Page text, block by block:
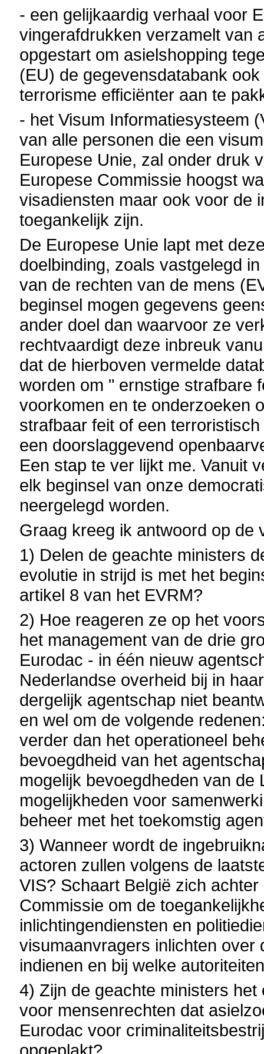
- een gelijkaardig verhaal voor
vingerafdrukken verzamelt van
opgestart om asielshopping
(EU) de gegevensdatabank
terrorisme efficiënter aan te
- het Visum Informatiesysteem
van alle personen die een
Europese Unie, zal onder druk
Europese Commissie hoogst
visadiensten maar ook voor de
toegankelijk zijn.
De Europese Unie lapt met
doelbinding, zoals vastgelegd
van de rechten van de mens
beginsel mogen gegevens
ander doel dan waarvoor ze
rechtvaardigt deze inbreuk
dat de hierboven vermelde
worden om " ernstige strafbare
voorkomen en te onderzoeken
strafbaar feit of een
een doorslaggevend
Een stap te ver lijkt me. Vanuit
elk beginsel van onze
neergelegd worden.
Graag kreeg ik antwoord op de
1) Delen de geachte ministers
evolutie in strijd is met het
artikel 8 van het EVRM?
2) Hoe reageren ze op het
het management van de drie
Eurodac - in één nieuw
Nederlandse overheid bij in
dergelijk agentschap niet
en wel om de volgende
verder dan het operationeel
bevoegdheid van het
mogelijk bevoegdheden van
mogelijkheden voor
beheer met het toekomstig
3) Wanneer wordt de
actoren zullen volgens de
VIS? Schaart België zich
Commissie om de
inlichtingendiensten en
visumaanvragers inlichten over
indienen en bij welke
4) Zijn de geachte ministers
voor mensenrechten dat
Eurodac voor